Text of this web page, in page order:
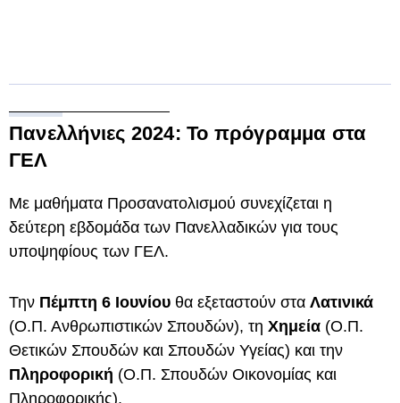
Πανελλήνιες 2024: Το πρόγραμμα στα
ΓΕΛ
Με μαθήματα Προσανατολισμού συνεχίζεται η
δεύτερη εβδομάδα των Πανελλαδικών για τους
υποψηφίους των ΓΕΛ.
Την Πέμπτη 6 Ιουνίου θα εξεταστούν στα Λατινικά
(Ο.Π. Ανθρωπιστικών Σπουδών), τη Χημεία (Ο.Π.
Θετικών Σπουδών και Σπουδών Υγείας) και την
Πληροφορική (Ο.Π. Σπουδών Οικονομίας και
Πληροφορικής).